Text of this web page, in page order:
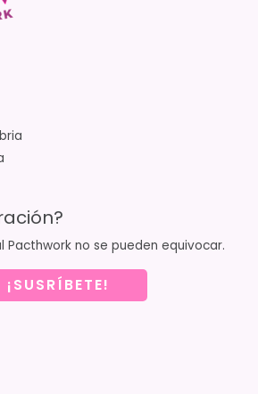
Pacthwork no se pueden equivocar.
¡SUSRÍBETE!